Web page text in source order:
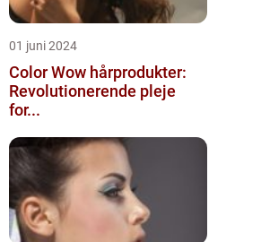
01 juni 2024
Color Wow hårprodukter:
Revolutionerende pleje
for...